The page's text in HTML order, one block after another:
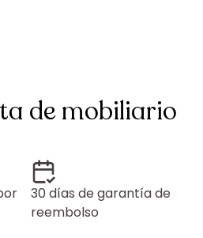
de mobiliario
30 días de garantía de
reembolso